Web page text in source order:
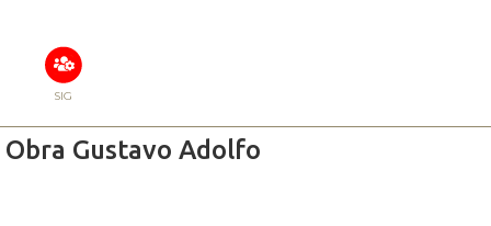
SIG
Obra Gustavo Adolfo